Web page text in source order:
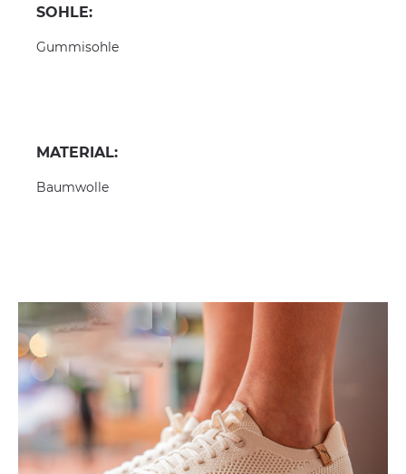
SOHLE:
Gummisohle
MATERIAL:
Baumwolle